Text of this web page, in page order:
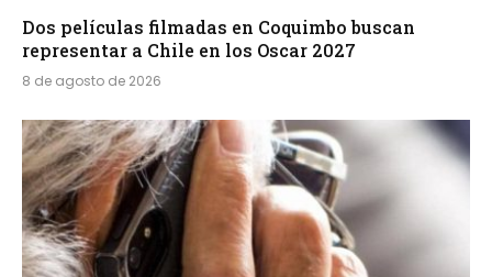
Dos películas filmadas en Coquimbo buscan
representar a Chile en los Oscar 2027
8 de agosto de 2026